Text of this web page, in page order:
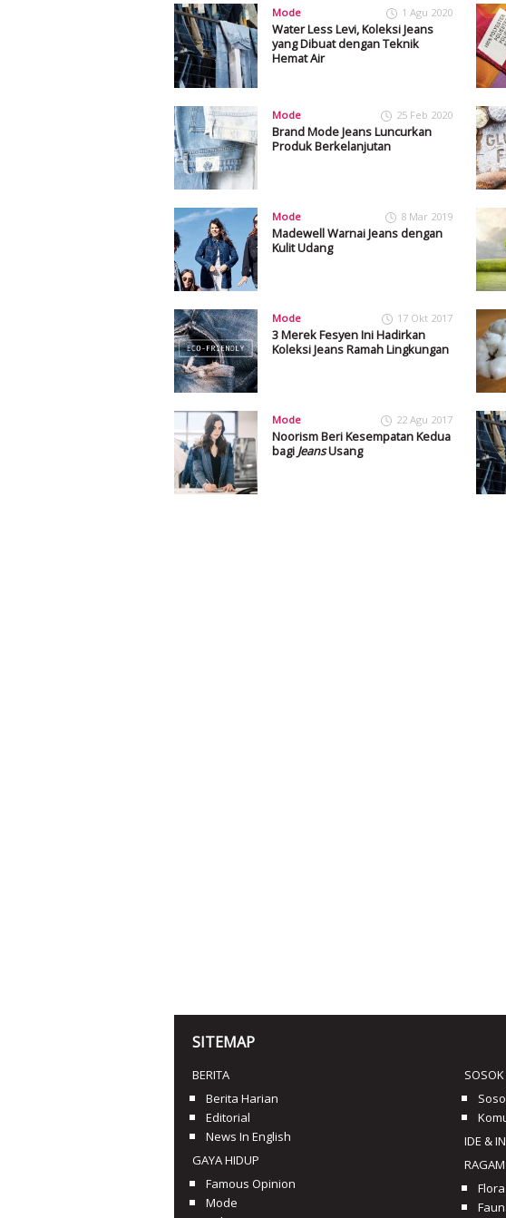
Mode 1 Agu 2020
Water Less Levi, Koleksi Jeans
yang Dibuat dengan Teknik
Hemat Air
Mode 25 Feb 2020
Brand Mode Jeans Luncurkan
Produk Berkelanjutan
Mode 8 Mar 2019
Madewell Warnai Jeans dengan
Kulit Udang
Mode 17 Okt 2017
3 Merek Fesyen Ini Hadirkan
Koleksi Jeans Ramah Lingkungan
Mode 22 Agu 2017
Noorism Beri Kesempatan Kedua
bagi JeansUsang
SITEMAP
BERITA
Berita Harian
Editorial
News In English
GAYA HIDUP
Famous Opinion
Mode
IDE &
Flora